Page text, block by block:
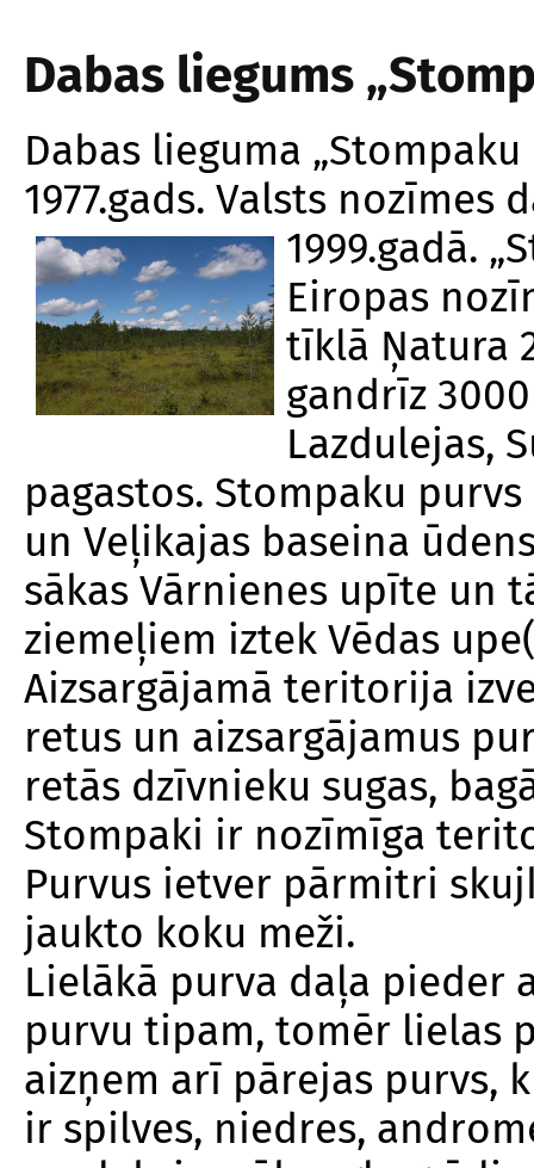
Dabas liegums
Dabas lieguma
1977.gads. Valsts nozīmes
1999.gadā.
Eiropas
tīklā Ņatura
gandrīz
Lazdulejas,
pagastos. Stompaku
un Veļikajas baseina
sākas Vārnienes upīte un
ziemeļiem iztek Vēdas
Aizsargājamā teritorija
retus un aizsargājamus
retās dzīvnieku sugas,
Stompaki ir nozīmīga
Purvus ietver pārmitri
jaukto koku meži.
Lielākā purva daļa pieder
purvu tipam, tomēr lielas
aizņem arī pārejas purvs,
ir spilves, niedres,